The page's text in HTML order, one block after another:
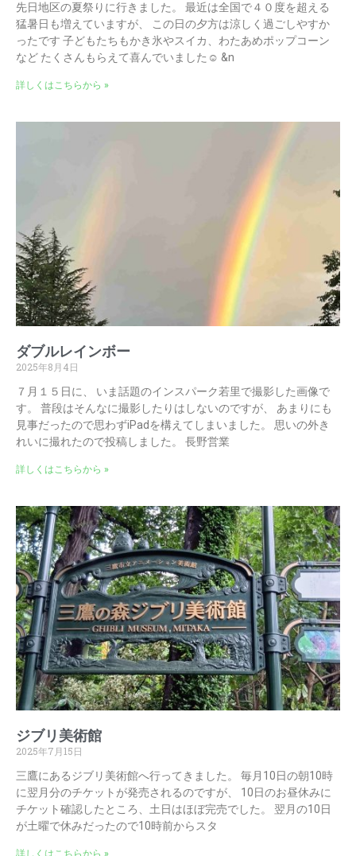
先日地区の夏祭りに行きました。 最近は全国で４０度を超える
猛暑日も増えていますが、 この日の夕方は涼しく過ごしやすか
ったです 子どもたちもかき氷やスイカ、わたあめポップコーン
など たくさんもらえて喜んでいました☺️ &n
詳しくはこちらから »
ダブルレインボー
2025年8月4日
７月１５日に、 いま話題のインスパーク若里で撮影した画像で
す。 普段はそんなに撮影したりはしないのですが、 あまりにも
見事だったので思わずiPadを構えてしまいました。 思いの外き
れいに撮れたので投稿しました。 長野営業
詳しくはこちらから »
ジブリ美術館
2025年7月15日
三鷹にあるジブリ美術館へ行ってきました。 毎月10日の朝10時
に翌月分のチケットが発売されるのですが、 10日のお昼休みに
チケット確認したところ、土日はほぼ完売でした。 翌月の10日
が土曜で休みだったので10時前からスタ
詳しくはこちらから »